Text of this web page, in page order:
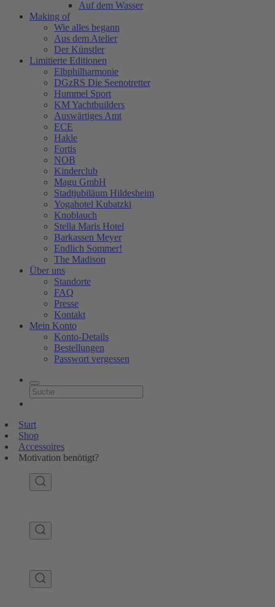
Auf dem Wasser
Making of
Wie alles begann
Aus dem Atelier
Der Künstler
Limitierte Editionen
Elbphilharmonie
DGzRS Die Seenotretter
Hummel Sport
KM Yachtbuilders
Auswärtiges Amt
ECE
Hakle
Fortis
NOB
Kinderclub
Magu GmbH
Stadtjubiläum Hildesheim
Yogahotel Kubatzki
Knoblauch
Stella Maris Hotel
Barkassen Meyer
Endlich Sommer!
The Madison
Über uns
Standorte
FAQ
Presse
Kontakt
Mein Konto
Konto-Details
Bestellungen
Passwort vergessen
Start
Shop
Accessoires
Motivation benötigt?